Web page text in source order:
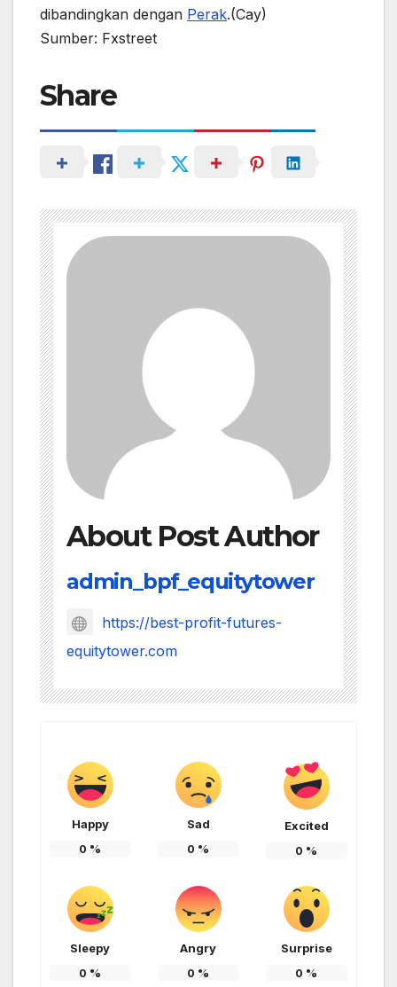
dibandingkan dengan Perak.(Cay)
Sumber: Fxstreet
Share
About Post Author
admin_bpf_equitytower
https://best-profit-futures-
equitytower.com
Happy
0 %
Sad
0 %
Excited
0 %
Sleepy
0 %
Angry
0 %
Surprise
0 %